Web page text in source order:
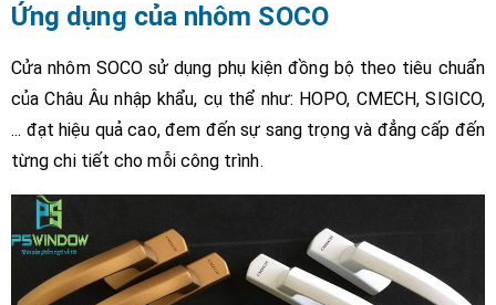
Ứng dụng của nhôm SOCO
Cửa nhôm SOCO sử dụng phụ kiện đồng bộ theo tiêu chuẩn
của Châu Âu nhập khẩu, cụ thể như: HOPO, CMECH, SIGICO,
... đạt hiệu quả cao, đem đến sự sang trọng và đẳng cấp đến
từng chi tiết cho mỗi công trình.